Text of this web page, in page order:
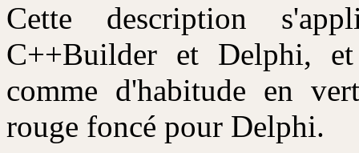
Cette description
C++Builder et Delphi,
comme d'habitude en
rouge foncé pour Delphi.